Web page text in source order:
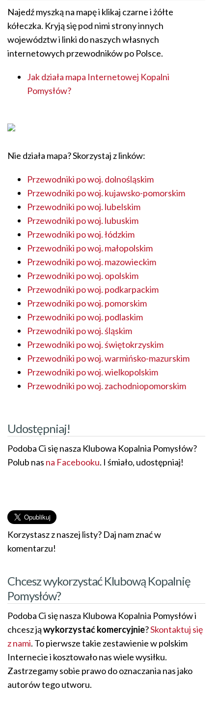
Najedź myszką na mapę i klikaj czarne i żółte
kółeczka. Kryją się pod nimi strony innych
województw i linki do naszych własnych
internetowych przewodników po Polsce.
Jak działa mapa Internetowej Kopalni
Pomysłów?
Nie działa mapa? Skorzystaj z linków:
Przewodniki po woj. dolnośląskim
Przewodniki po woj. kujawsko-pomorskim
Przewodniki po woj. lubelskim
Przewodniki po woj. lubuskim
Przewodniki po woj. łódzkim
Przewodniki po woj. małopolskim
Przewodniki po woj. mazowieckim
Przewodniki po woj. opolskim
Przewodniki po woj. podkarpackim
Przewodniki po woj. pomorskim
Przewodniki po woj. podlaskim
Przewodniki po woj. śląskim
Przewodniki po woj. świętokrzyskim
Przewodniki po woj. warmińsko-mazurskim
Przewodniki po woj. wielkopolskim
Przewodniki po woj. zachodniopomorskim
Udostępniaj!
Podoba Ci się nasza Klubowa Kopalnia Pomysłów?
Polub nas na Facebooku. I śmiało, udostępniaj!
Korzystasz z naszej listy? Daj nam znać w
komentarzu!
Chcesz wykorzystać Klubową Kopalnię
Pomysłów?
Podoba Ci się nasza Klubowa Kopalnia Pomysłów i
chcesz jąwykorzystać komercyjnie?Skontaktuj się
z nami. To pierwsze takie zestawienie w polskim
Internecie i kosztowało nas wiele wysiłku.
Zastrzegamy sobie prawo do oznaczania nas jako
autorów tego utworu.